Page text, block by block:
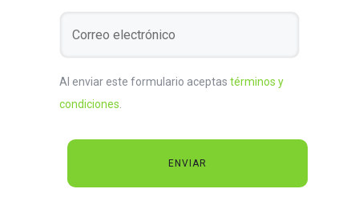
Al enviar este formulario aceptas términos y
condiciones